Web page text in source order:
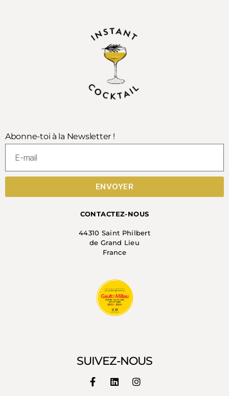
Abonne-toi à la Newsletter !
ENVOYER
CONTACTEZ-NOUS
44310 Saint Philbert
de Grand Lieu
France
SUIVEZ-NOUS